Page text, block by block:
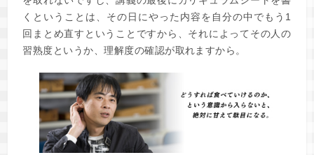
くということは、その日にやった内容を自分の中でもう1
回まとめ直すということですから、それによってその人の
習熟度というか、理解度の確認が取れますから。